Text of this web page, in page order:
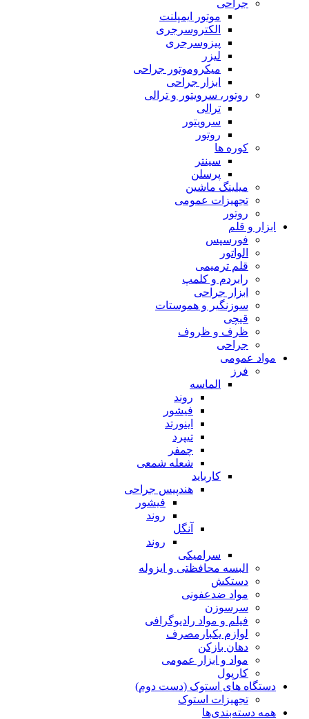
جراحی
موتور ایمپلنت
الکتروسرجری
پیزوسرجری
لیزر
میکروموتور جراحی
ابزار جراحی
روتور، سرویتور و ترالی
ترالی
سرویتور
روتور
کوره ها
سینتر
پرسلن
میلینگ ماشین
تجهیزات عمومی
روتور
ابزار و قلم
فورسپس
الواتور
قلم ترمیمی
رابردم و کلمپ
ابزار جراحی
سوزنگیر و هموستات
قیچی
ظرف و ظروف
جراحی
مواد عمومی
فرز
الماسه
روند
فیشور
اینورتد
تیپرد
چمفر
شعله شمعی
کارباید
هندپیس جراحی
فیشور
روند
آنگل
روند
سرامیکی
البسه محافظتی و ایزوله
دستکش
مواد ضدعفونی
سرسوزن
فیلم و مواد رادیوگرافی
لوازم یکبارمصرف
دهان بازکن
مواد و ابزار عمومی
کارپول
دستگاه های استوک (دست دوم)
تجهیزات استوک
همه دسته‌بندی‌ها